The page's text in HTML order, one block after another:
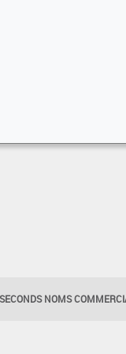
SECONDS NOMS